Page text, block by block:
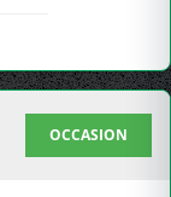
OCCASION